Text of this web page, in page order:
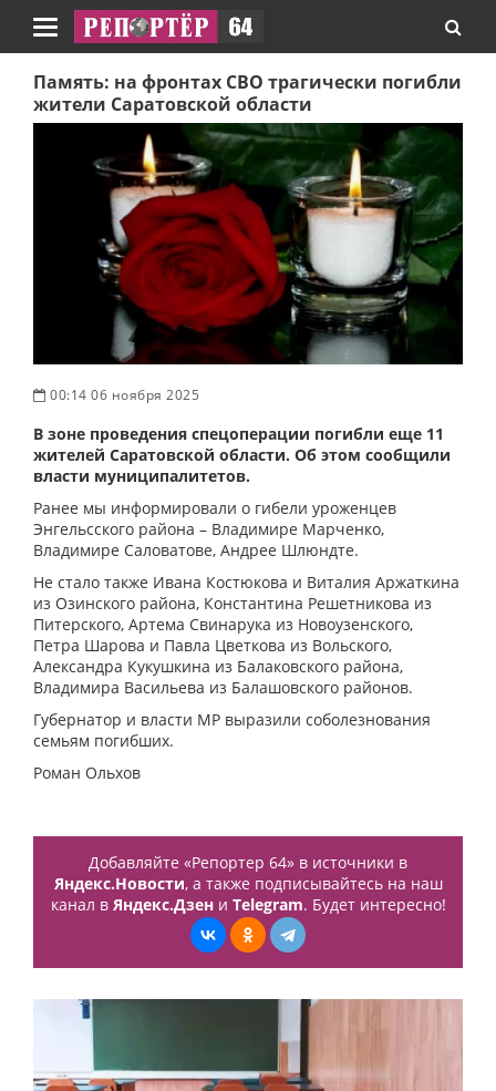
Навигация
Память: на фронтах СВО трагически погибли
жители Саратовской области
00:14 06 ноября 2025
В зоне проведения спецоперации погибли еще 11
жителей Саратовской области. Об этом сообщили
власти муниципалитетов.
Ранее мы информировали о гибели уроженцев
Энгельсского района – Владимире Марченко,
Владимире Саловатове, Андрее Шлюндте.
Не стало также Ивана Костюкова и Виталия Аржаткина
из Озинского района, Константина Решетникова из
Питерского, Артема Свинарука из Новоузенского,
Петра Шарова и Павла Цветкова из Вольского,
Александра Кукушкина из Балаковского района,
Владимира Васильева из Балашовского районов.
Губернатор и власти МР выразили соболезнования
семьям погибших.
Роман Ольхов
Добавляйте «Репортер 64» в источники в
Яндекс.Новости, а также подписывайтесь на наш
канал в Яндекс.Дзени Telegram. Будет интересно!